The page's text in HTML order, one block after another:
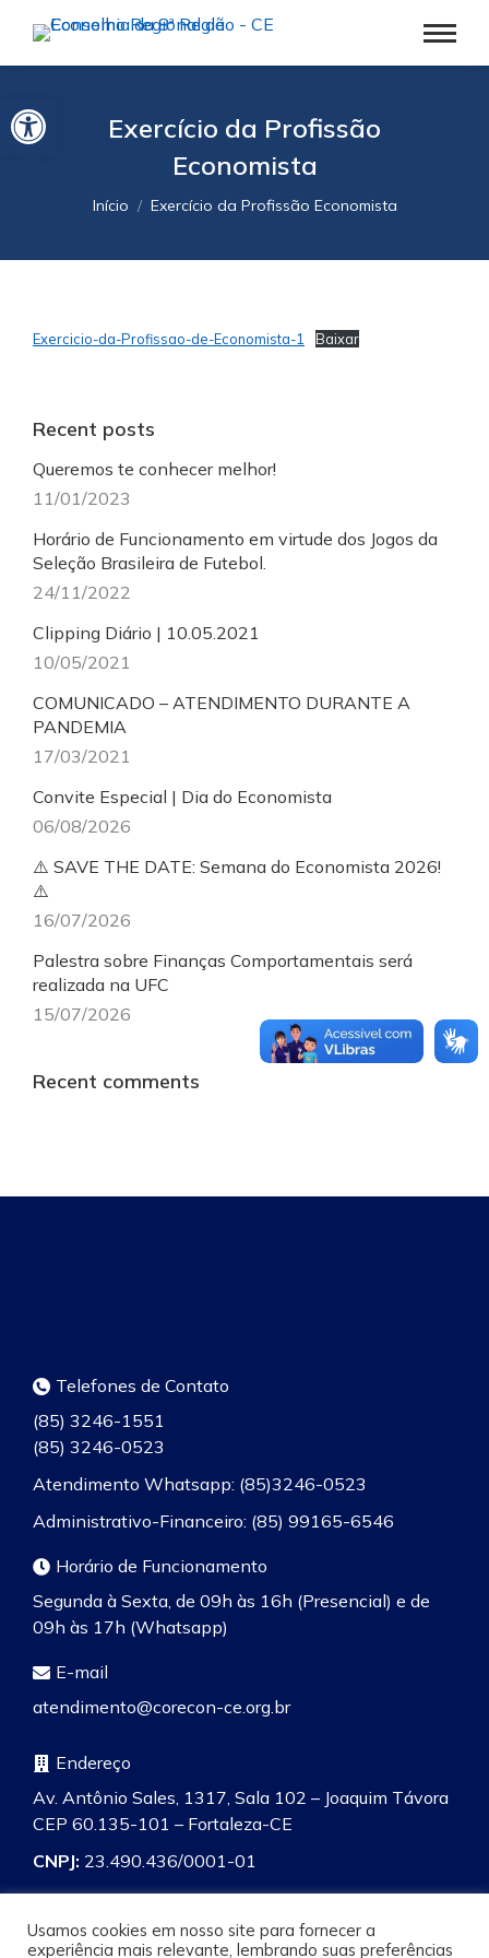
Barra de Ferramentas AbertaExercício da Profissão
Economista
Você está aqui:
Início Exercício da Profissão Economista
Exercicio-da-Profissao-de-Economista-1 Baixar
Recent posts
Queremos te conhecer melhor!
11/01/2023
Horário de Funcionamento em virtude dos Jogos da
Seleção Brasileira de Futebol.
24/11/2022
Clipping Diário | 10.05.2021
10/05/2021
COMUNICADO – ATENDIMENTO DURANTE A
PANDEMIA
17/03/2021
Convite Especial | Dia do Economista
06/08/2026
⚠️ SAVE THE DATE: Semana do Economista 2026!
⚠️
16/07/2026
Palestra sobre Finanças Comportamentais será
realizada na UFC
15/07/2026
Recent comments
Telefones de Contato
(85) 3246-1551
(85) 3246-0523
Atendimento Whatsapp: (85)3246-0523
Administrativo-Financeiro: (85) 99165-6546
Horário de Funcionamento
Segunda à Sexta, de 09h às 16h (Presencial) e de
09h às 17h (Whatsapp)
E-mail
atendimento@corecon-ce.org.br
Endereço
Av. Antônio Sales, 1317, Sala 102 – Joaquim Távora
CEP 60.135-101 – Fortaleza-CE
CNPJ: 23.490.436/0001-01
Usamos cookies em nosso site para fornecer a
experiência mais relevante, lembrando suas preferências